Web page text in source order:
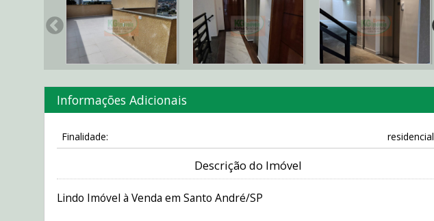
Informações Adicionais
Finalidade: residencial
Descrição do Imóvel
Lindo Imóvel à Venda em Santo André/SP